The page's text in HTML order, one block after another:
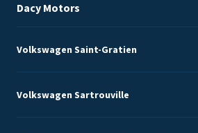
Dacy Motors
Volkswagen Saint-Gratien
Volkswagen Sartrouville